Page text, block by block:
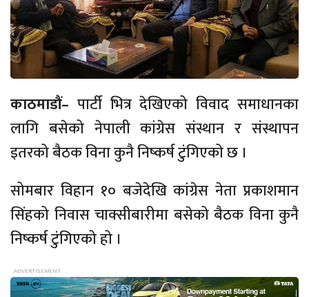
काठमाडौं– पार्टी भित्र देखिएको विवाद समाधानका
लागि बसेको नेपाली कांग्रेस संस्थान र संस्थापन
इतरको बैठक विना कुनै निष्कर्ष टुंगिएको छ ।
सोमबार विहान १० बजेदेखि कांग्रेस नेता प्रकाशमान
सिंहको निवास चाक्सीबारीमा बसेको बैठक विना कुनै
निष्कर्ष टुंगिएको हो ।